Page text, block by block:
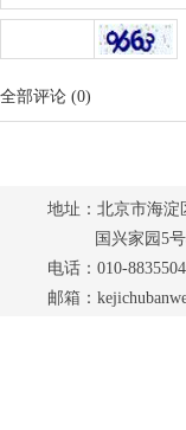
全部评论 (0)
地址：北京市海淀
国兴家园5号
电话：010-
邮箱：